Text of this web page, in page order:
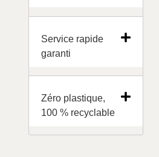
Service rapide
garanti
Zéro plastique,
100 % recyclable